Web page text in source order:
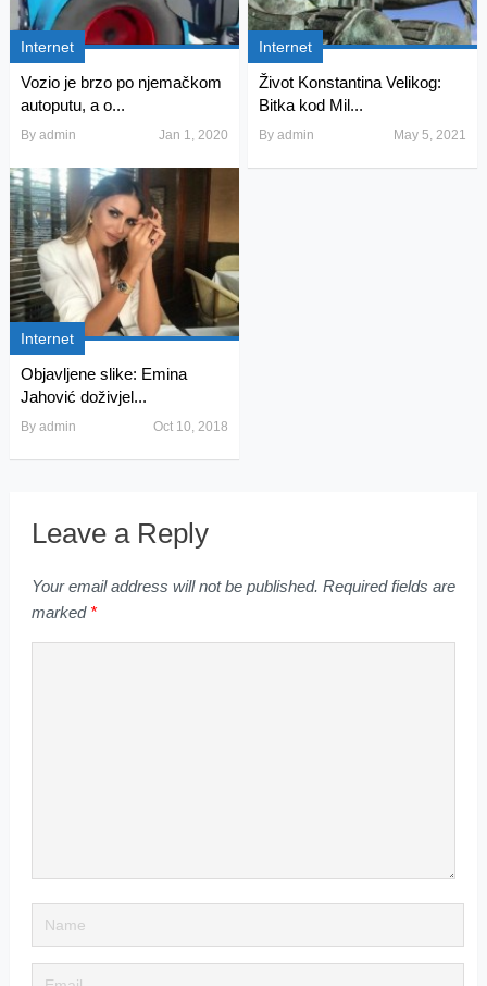
Internet
Vozio je brzo po njemačkom
autoputu, a o...
By admin Jan 1, 2020
Internet
Život Konstantina Velikog:
Bitka kod Mil...
Byadmin May 5, 2021
Internet
Objavljene slike: Emina
Jahović doživjel...
By admin Oct 10, 2018
Leave a Reply
Your email address will not be published. Required fields are
marked *